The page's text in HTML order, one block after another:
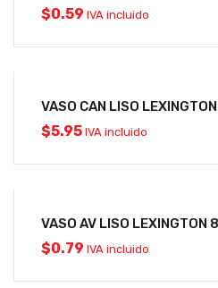
$0.59 IVA incluido
VASO CAN LISO LEXINGTON
$5.95 IVA incluido
VASO AV LISO
$0.79 IVA incluido